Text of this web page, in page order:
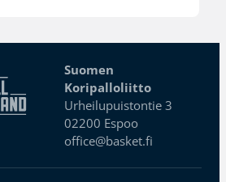
Suomen
Koripalloliitto
Urheilupuistontie 3
02200 Espoo
office@basket.fi